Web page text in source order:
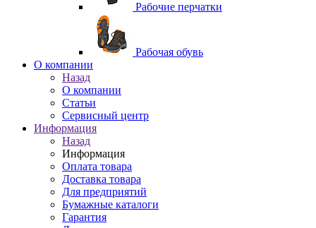
Рабочие перчатки
Рабочая обувь
O компании
Назад
O компании
Статьи
Сервисный центр
Информация
Назад
Информация
Оплата товара
Доставка товара
Для предприятий
Бумажные каталоги
Гарантия